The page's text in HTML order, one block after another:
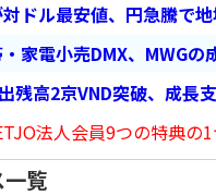
ドル最安値、円急騰で
・家電小売DMX、MWG
残高2京VND突破、成長
法人会員9つの特典の
覧